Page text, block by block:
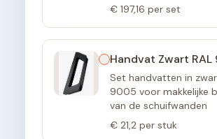
€ 197,16 per set
Handvat Zwart RAL
Set handvatten in
9005 voor makkelijke
van de schuifwanden
€ 21,2 per stuk